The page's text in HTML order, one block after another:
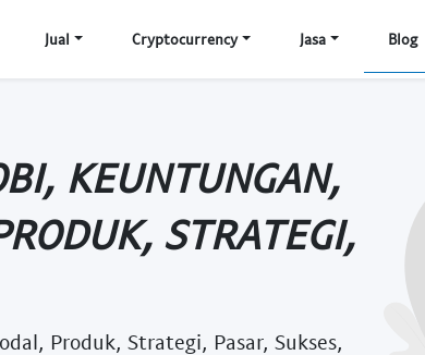
Jual Cryptocurrency Jasa Blog
KEUNTUNGAN,
STRATEGI,
Produk, Strategi, Pasar, Sukses,